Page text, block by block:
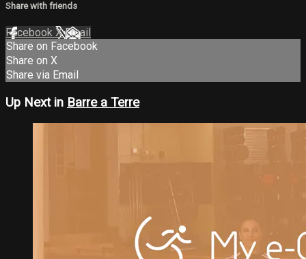
Share with friends
Facebook XEmail
Share on Facebook
Share on X
Share via Email
Up Next in Barre a Terre